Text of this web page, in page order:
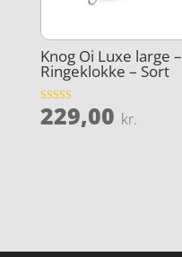
Knog Oi Luxe large –
Ringeklokke – Sort
Vurderet
4.5
229,00 kr.